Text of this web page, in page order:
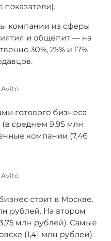
показатели).
компании из сферы
и общепит — на
30%, 25% и 17%
готового бизнеса
(в среднем 9,95 млн
компании (7,46
стоит в Москве.
рублей. На втором
млн рублей). Самые
(1,41 млн рублей).